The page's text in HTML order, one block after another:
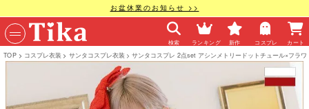
お盆休業のお知らせ >>
検索 ランキング 新作 コスプレ カート
TOP コスプレ衣装 サンタコスプレ衣装 サンタコスプレ 2点set アシンメトリードットチュール×フラ